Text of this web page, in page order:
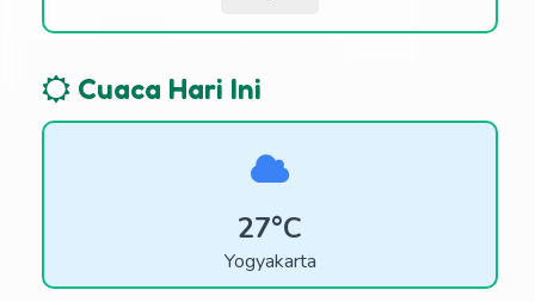
Cuaca Hari Ini
27°C
Yogyakarta